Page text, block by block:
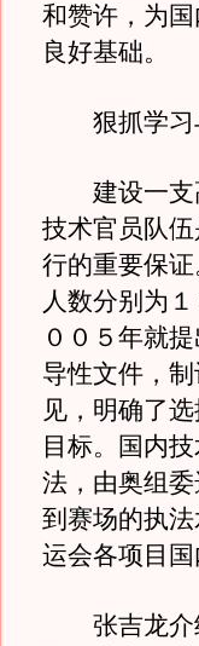
和赞许，为
良好基础。
狠抓学习
建设一支高
技术官员队
行的重要保
人数分别为
００５年就
导性文件，
见，明确了
目标。国内
法，由奥组
到赛场的执
运会各项目国
张吉龙介绍